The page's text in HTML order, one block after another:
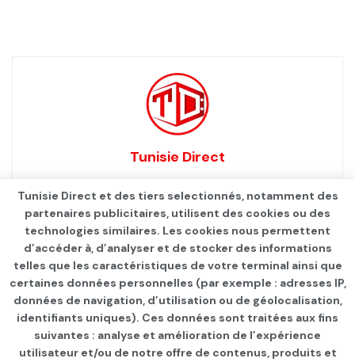
Tunisie Direct
Page d'accueil IDÉES & DÉBATS Editoriaux
Tunisie Direct et des tiers selectionnés, notamment des
partenaires publicitaires, utilisent des cookies ou des
technologies similaires. Les cookies nous permettent
d’accéder à, d’analyser et de stocker des informations
telles que les caractéristiques de votre terminal ainsi que
certaines données personnelles (par exemple : adresses IP,
données de navigation, d’utilisation ou de géolocalisation,
identifiants uniques). Ces données sont traitées aux fins
suivantes : analyse et amélioration de l’expérience
utilisateur et/ou de notre offre de contenus, produits et